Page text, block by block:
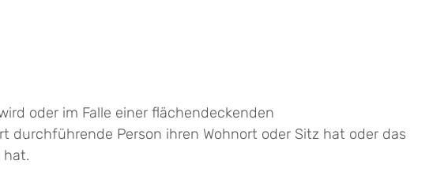
oder im Falle einer flächendeckenden
durchführende Person ihren Wohnort oder Sitz hat oder das
hat.